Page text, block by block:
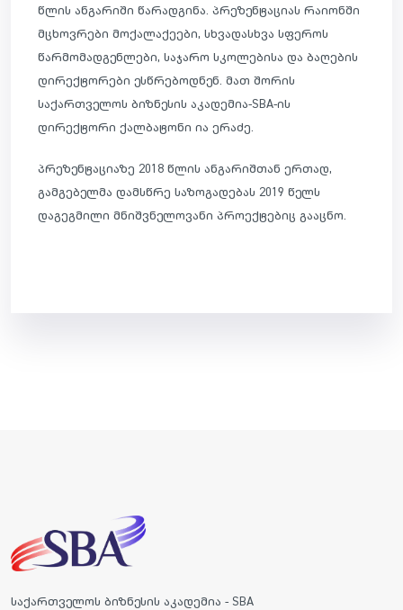
წლის ანგარიში წარადგინა. პრეზენტაციას რაიონში
მცხოვრები მოქალაქეები, სხვადასხვა სფეროს
წარმომადგენლები, საჯარო სკოლებისა და ბაღების
დირექტორები ესწრებოდნენ. მათ შორის
საქართველოს ბიზნესის აკადემია-SBA-ის
დირექტორი ქალბატონი ია ერაძე.
პრეზენტაციაზე 2018 წლის ანგარიშთან ერთად,
გამგებელმა დამსწრე საზოგადებას 2019 წელს
დაგეგმილი მნიშვნელოვანი პროექტებიც გააცნო.
საქართველოს ბიზნესის აკადემია - SBA